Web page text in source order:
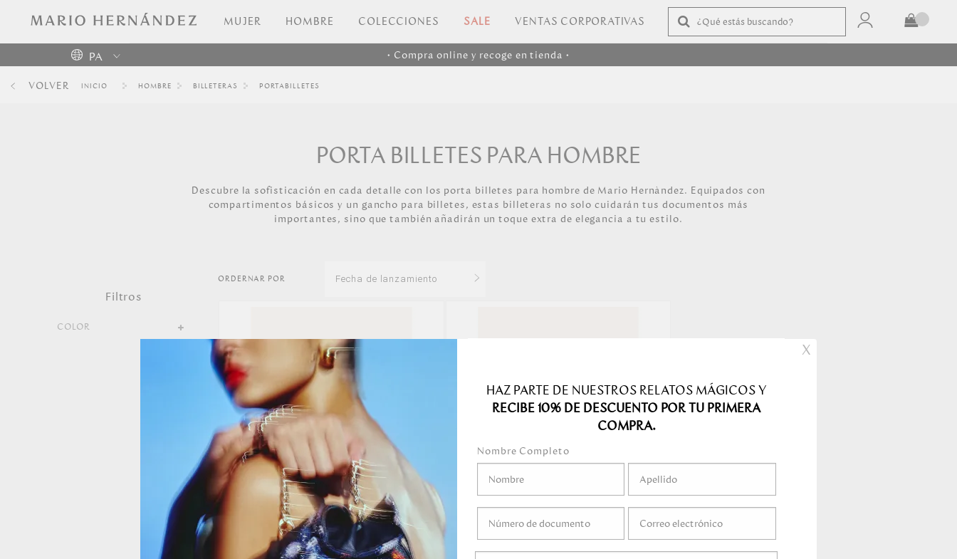
MUJER HOMBRE COLECCIONES SALE VENTAS CORPORATIVAS
PA
Colombia
• Compra online y recoge en tienda •
VOLVER HOMBRE BILLETERAS PORTABILLETES
PORTA BILLETES PARA HOMBRE
Descubre la sofisticación en cada detalle con los porta billetes para hombre de Mario Hernàndez. Equipados con
compartimentos básicos y un gancho para billetes, estas billeteras no solo cuidarán tus documentos más
importantes, sino que también añadirán un toque extra de elegancia a tu estilo.
Filtros
COLOR
ORDERNAR POR Fecha de lanzamiento
Mejor Valoradas
A - Z
Fecha de lanzamiento
Mejor descuento
Relevancia
PORTA BILLETES CON TARJETERO
EXTRAIBLE NEGRO CASTELLANO
189.00
PORTA BILLETES CON TARJETERO
CASTELLANO
189.00
X
HAZ PARTE DE NUESTROS RELATOS MÁGICOS Y
RECIBE 10% DE DESCUENTO POR TU PRIMERA
COMPRA.
Nombre Completo